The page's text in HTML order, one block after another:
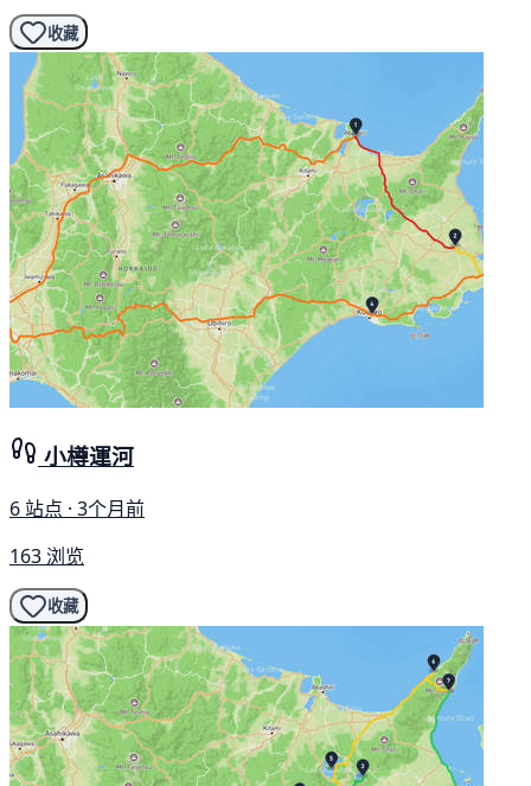
收藏
小樽運河
6 站点 · 3个月前
163 浏览
收藏